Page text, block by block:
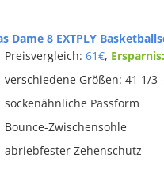
Dame 8 EXTPLY
Preisvergleich: 61€,
verschiedene Größen: 41 1/3
sockenähnliche Passform
Bounce-Zwischensohle
abriebfester Zehenschutz